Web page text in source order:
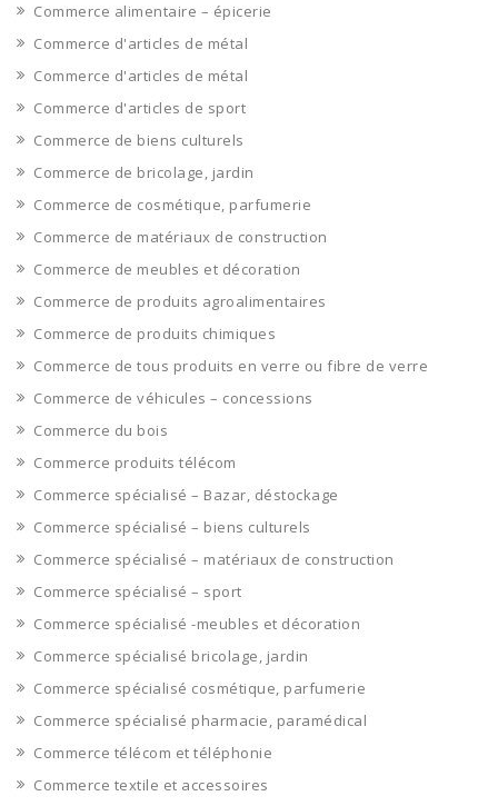
Commerce alimentaire – épicerie
Commerce d'articles de métal
Commerce d'articles de métal
Commerce d'articles de sport
Commerce de biens culturels
Commerce de bricolage, jardin
Commerce de cosmétique, parfumerie
Commerce de matériaux de construction
Commerce de meubles et décoration
Commerce de produits agroalimentaires
Commerce de produits chimiques
Commerce de tous produits en verre ou fibre de verre
Commerce de véhicules – concessions
Commerce du bois
Commerce produits télécom
Commerce spécialisé – Bazar, déstockage
Commerce spécialisé – biens culturels
Commerce spécialisé – matériaux de construction
Commerce spécialisé – sport
Commerce spécialisé -meubles et décoration
Commerce spécialisé bricolage, jardin
Commerce spécialisé cosmétique, parfumerie
Commerce spécialisé pharmacie, paramédical
Commerce télécom et téléphonie
Commerce textile et accessoires